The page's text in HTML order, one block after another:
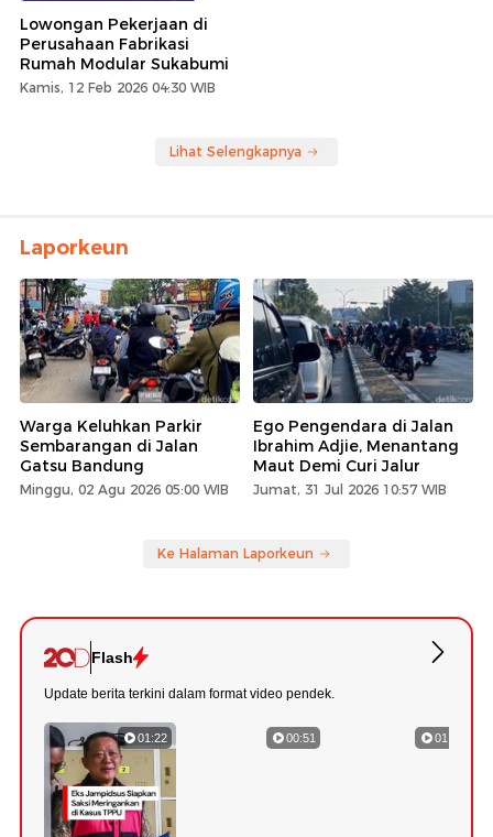
Lowongan Pekerjaan di
Perusahaan Fabrikasi
Rumah Modular Sukabumi
Kamis, 12 Feb 2026 04:30 WIB
Lihat Selengkapnya
Laporkeun
Warga Keluhkan Parkir
Sembarangan di Jalan
Gatsu Bandung
Minggu, 02 Agu 2026 05:00 WIB
Ego Pengendara di Jalan
Ibrahim Adjie, Menantang
Maut Demi Curi Jalur
Jumat, 31 Jul 2026 10:57 WIB
Ke Halaman Laporkeun
Flash
Update berita terkini dalam format video pendek.
01:22 00:51 01:18